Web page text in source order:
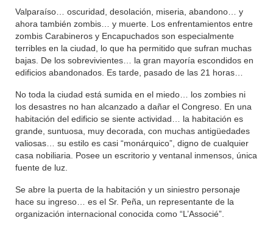
Valparaíso… oscuridad, desolación, miseria, abandono… y
ahora también zombis… y muerte. Los enfrentamientos entre
zombis Carabineros y Encapuchados son especialmente
terribles en la ciudad, lo que ha permitido que sufran muchas
bajas. De los sobrevivientes… la gran mayoría escondidos en
edificios abandonados. Es tarde, pasado de las 21 horas…
No toda la ciudad está sumida en el miedo… los zombies ni
los desastres no han alcanzado a dañar el Congreso. En una
habitación del edificio se siente actividad… la habitación es
grande, suntuosa, muy decorada, con muchas antigüedades
valiosas… su estilo es casi “monárquico”, digno de cualquier
casa nobiliaria. Posee un escritorio y ventanal inmensos, única
fuente de luz.
Se abre la puerta de la habitación y un siniestro personaje
hace su ingreso… es el Sr. Peña, un representante de la
organización internacional conocida como “L’Associé”.